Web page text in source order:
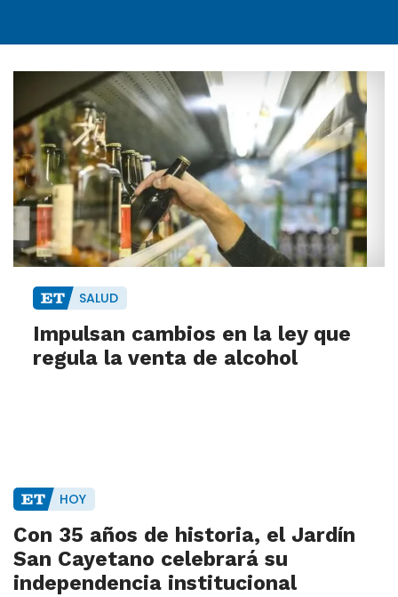
SALUD
Impulsan cambios en la ley que
regula la venta de alcohol
HOY
Con 35 años de historia, el Jardín
San Cayetano celebrará su
independencia institucional